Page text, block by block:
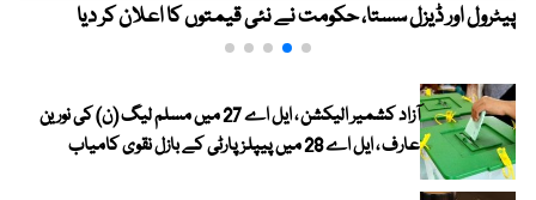
پیٹرول اور ڈیزل سستا، حکومت نے نئی قیمتوں کا اعلان کر دیا
آزاد کشمیر الیکشن ، ایل اے 27 میں مسلم لیگ (ن) کی نورین
عارف ، ایل اے 28 میں پیپلز پارٹی کے بازل نقوی کامیاب